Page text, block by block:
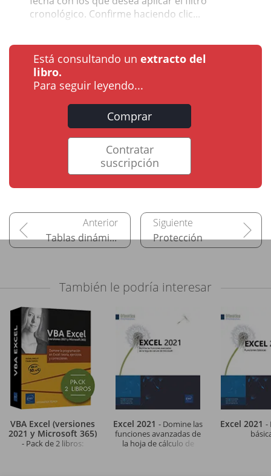
cronológico. Confirme haciendo clic...
Está consultando un extracto del
libro.
Para seguir leyendo...
Comprar
Contratar
suscripción
Tablas dinámicas Protección
También le podría interesar
VBA Excel (versiones
2021 y Microsoft 365)
- Pack de 2 libros:
Excel 2021 - Domine las
funciones avanzadas de
la hoja de cálculo de
Excel 2021 -